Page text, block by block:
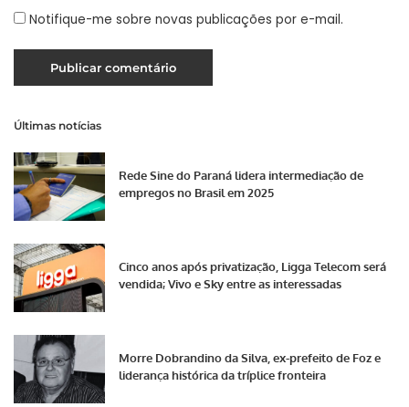
Notifique-me sobre novas publicações por e-mail.
Últimas notícias
Rede Sine do Paraná lidera intermediação de
empregos no Brasil em 2025
Cinco anos após privatização, Ligga Telecom será
vendida; Vivo e Sky entre as interessadas
Morre Dobrandino da Silva, ex-prefeito de Foz e
liderança histórica da tríplice fronteira